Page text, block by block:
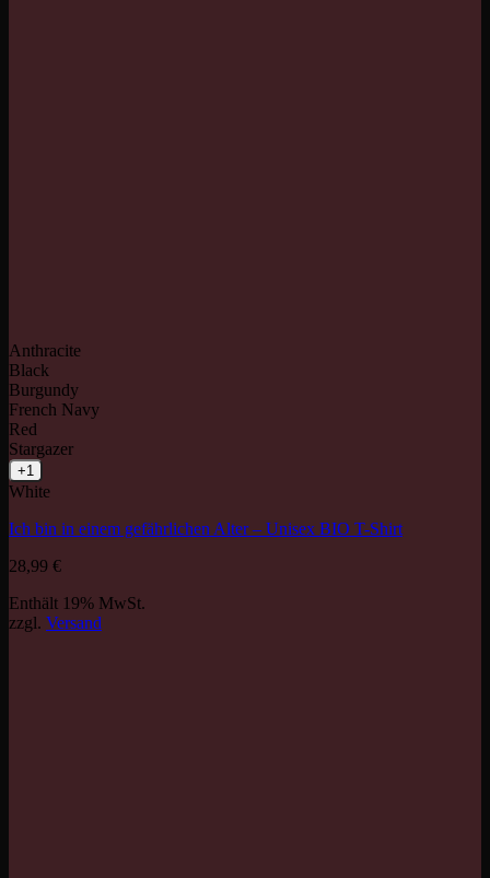
Anthracite
Black
Burgundy
French Navy
Red
Stargazer
+1
White
Ich bin in einem gefährlichen Alter – Unisex BIO T-Shirt
28,99 €
Enthält 19% MwSt.
zzgl. Versand